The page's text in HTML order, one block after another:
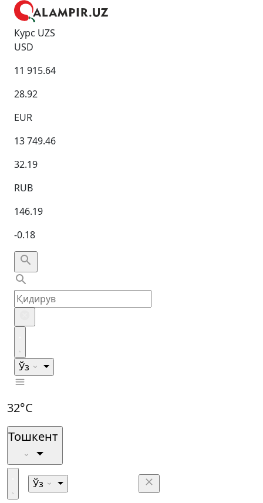
Курс UZS
USD
11 915.64
28.92
EUR
13 749.46
32.19
RUB
146.19
-0.18
Ўз
32°C
Тошкент
Ўз